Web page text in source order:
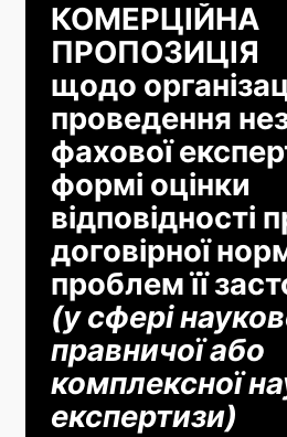
КОМЕРЦІЙНА
ПРОПОЗИЦІЯ
щодо
проведення
фахової
формі оцінки
відповідності
договірної
проблем її
(у сфері
правничої або
комплексної
експертизи)